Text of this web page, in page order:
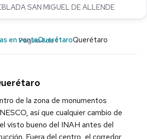
SAN MIGUEL DE ALLENDE
Página 1 de 1
en ventaQuerétaroQuerétaro
de la zona de monumentos
así que cualquier cambio de
visto bueno del INAH antes del
Fuera del centro, el corredor